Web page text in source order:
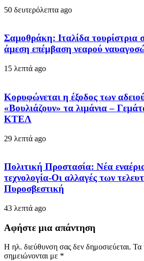
50 δευτερόλεπτα ago
Σαμοθράκη: Ιταλίδα τουρίστρια
άμεση επέμβαση νεαρού
15 λεπτά ago
Κορυφώνεται η έξοδος των
«Βουλιάζουν» τα λιμάνια –
ΚΤΕΛ
29 λεπτά ago
Πολιτική Προστασία: Νέα
τεχνολογία-Οι αλλαγές των
Πυροσβεστική
43 λεπτά ago
Αφήστε μια απάντηση
Η ηλ. διεύθυνση σας δεν δημοσιεύεται. Τα
σημειώνονται με *